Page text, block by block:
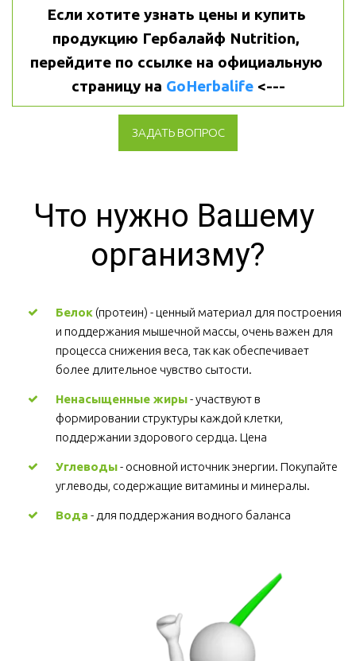
Если хотите узнать цены и купить
продукцию Гербалайф Nutrition,
перейдите по ссылке на официальную
страницу на GoHerbalife <---
ЗАДАТЬ ВОПРОС
Что нужно Вашему
организму?
Белок (протеин) - ценный материал для построения
и поддержания мышечной массы, очень важен для
процесса снижения веса, так как обеспечивает
более длительное чувство сытости.
Ненасыщенные жиры - участвуют в
формировании структуры каждой клетки,
поддержании здорового сердца. Цена
Углеводы - основной источник энергии. Покупайте
углеводы, содержащие витамины и минералы.
Вода - для поддержания водного баланса